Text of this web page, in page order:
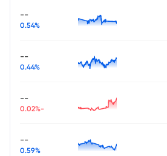
--
0.54%
--
0.44%
--
-0.02%
--
0.59%